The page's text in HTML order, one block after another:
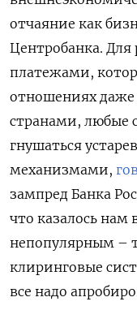
отчаяние как
Центробанка.
платежами,
отношениях
странами, любые
гнушаться
механизмами,
зампред Банка
что казалось
непопулярным –
клиринговые
все надо